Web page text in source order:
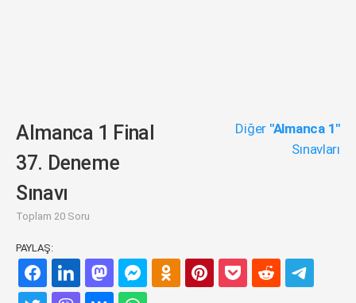
Almanca 1 Final
37. Deneme
Sınavı
Toplam 20 Soru
Diğer "Almanca 1"
Sınavları
PAYLAŞ: